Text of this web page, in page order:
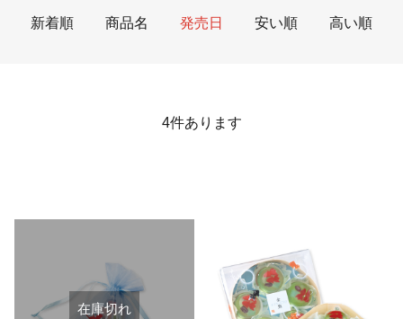
新着順 商品名 発売日 安い順 高い順
4件あります
在庫切れ